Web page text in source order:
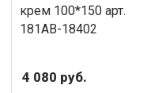
4 080 руб.